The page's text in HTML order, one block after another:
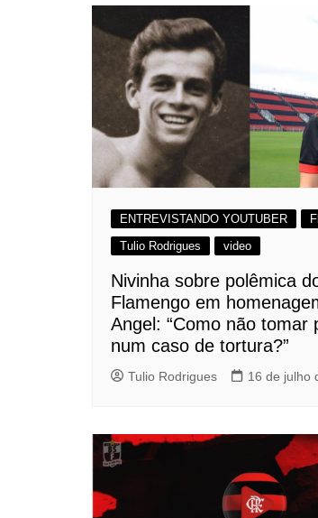
ENTREVISTANDO YOUTUBER
Tulio Rodrigues
video
Nivinha sobre polêmica
Flamengo em
Angel: “Como não tomar
num caso de tortura?”
Tulio Rodrigues 16 de julho